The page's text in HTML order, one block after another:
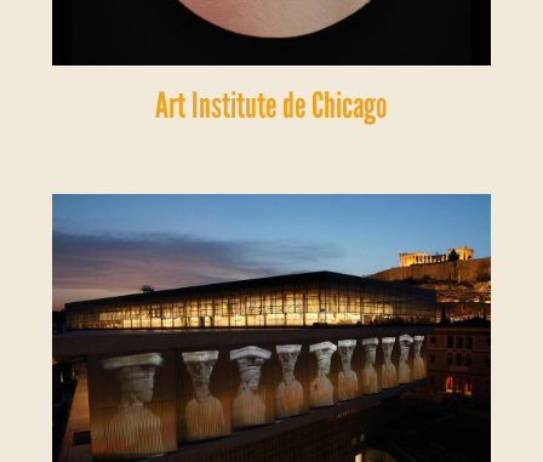
Art Institute de Chicago